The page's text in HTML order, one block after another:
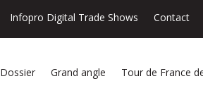
Infopro Digital Trade Shows Contact
Dossier Grand angle Tour de France